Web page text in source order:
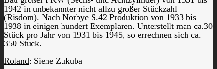
1942 in unbekannter nicht allzu großer Stückzahl
(Risdom). Nach Norbye S.42 Produktion von 1933 bis
1938 in einigen hundert Exemplaren. Unterstellt man ca.30
Stück pro Jahr von 1931 bis 1945, so errechnen sich ca.
350 Stück.
Roland: Siehe Zukuba